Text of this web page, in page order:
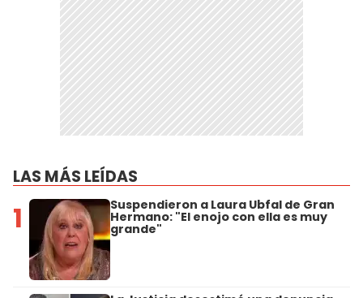
LAS MÁS LEÍDAS
1 Suspendieron a Laura Ubfal de Gran
Hermano: "El enojo con ella es muy
grande"